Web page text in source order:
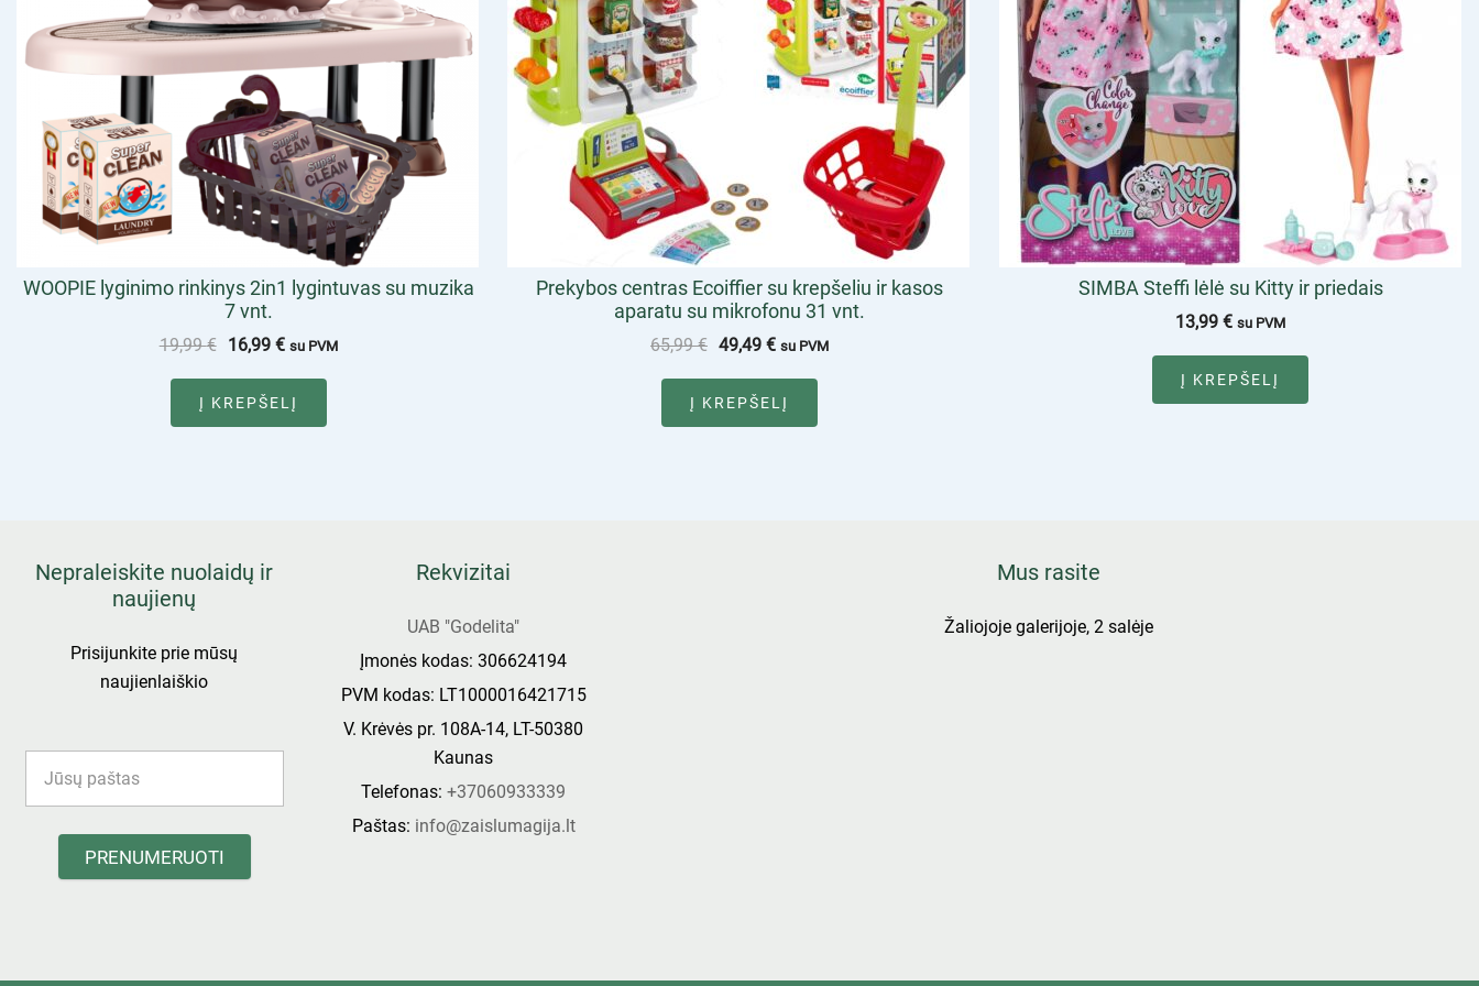
WOOPIE lyginimo rinkinys 2in1 lygintuvas su muzika
7 vnt.
19,99€ 16,99 € su PVM
Į KREPŠELĮ
Prekybos centras Ecoiffier su krepšeliu ir kasos
aparatu su mikrofonu 31 vnt.
65,99€ 49,49 € su PVM
Į KREPŠELĮ
SIMBA Steffi lėlė su Kitty ir priedais
13,99€ su PVM
Į KREPŠELĮ
Nepraleiskite nuolaidų ir
naujienų
Prisijunkite prie mūsų
naujienlaiškio
PRENUMERUOTI
Rekvizitai
UAB "Godelita"
Įmonės kodas: 306624194
PVM kodas: LT1000016421715
V. Krėvės pr. 108A-14, LT-50380
Kaunas
Telefonas:+37060933339
Paštas: info@zaislumagija.lt
Mus rasite
Žaliojoje galerijoje, 2 salėje